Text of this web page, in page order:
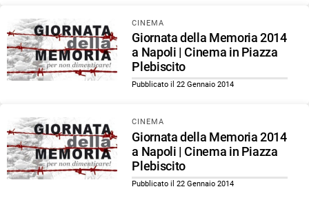
CINEMA
Giornata della Memoria 2014
a Napoli | Cinema in Piazza
Plebiscito
Pubblicato il 22 Gennaio 2014
CINEMA
Giornata della Memoria 2014
a Napoli | Cinema in Piazza
Plebiscito
Pubblicato il 22 Gennaio 2014